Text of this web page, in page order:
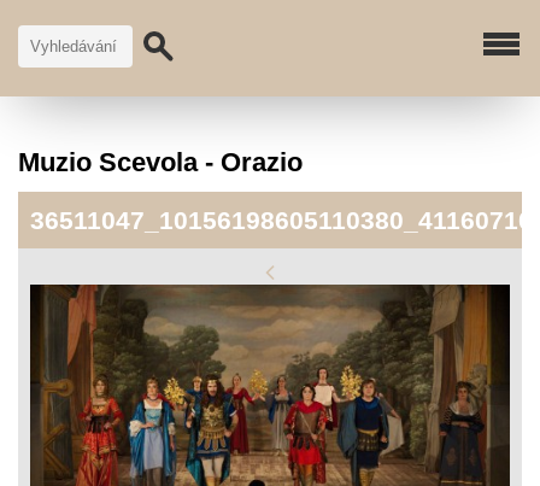
Muzio Scevola - Orazio